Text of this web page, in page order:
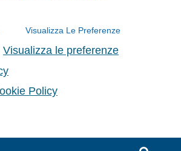
Visualizza Le Preferenze
Visualizza le preferenze
Policy